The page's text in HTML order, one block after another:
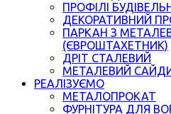
ПРОФІЛІ
ДЕКОРАТИВНИЙ
ПАРКАН З
(ЄВРОШТАХЕТНИК)
ДРІТ СТАЛЕВИЙ
МЕТАЛЕВИЙ
РЕАЛІЗУЄМО
МЕТАЛОПРОКАТ
ФУРНІТУРА ДЛЯ